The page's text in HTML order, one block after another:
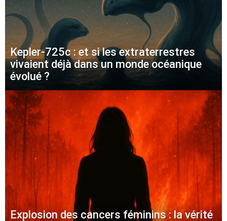
Kepler-725c : et si les extraterrestres
vivaient déjà dans un monde océanique
évolué ?
Explosion des cancers féminins : la vérité